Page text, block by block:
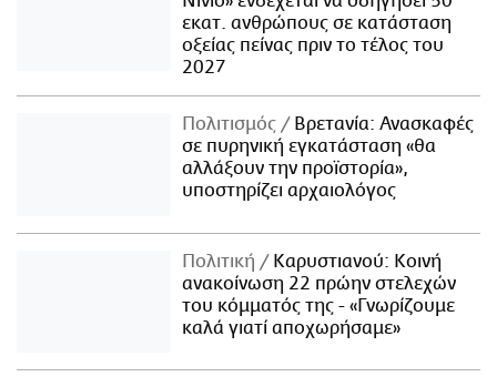
εκατ. ανθρώπους σε κατάσταση
οξείας πείνας πριν το τέλος του
2027
Πολιτισμός
Βρετανία: Ανασκαφές
σε πυρηνική εγκατάσταση «θα
αλλάξουν την προϊστορία»,
υποστηρίζει αρχαιολόγος
Πολιτική
Καρυστιανού: Κοινή
ανακοίνωση 22 πρώην στελεχών
του κόμματός της - «Γνωρίζουμε
καλά γιατί αποχωρήσαμε»